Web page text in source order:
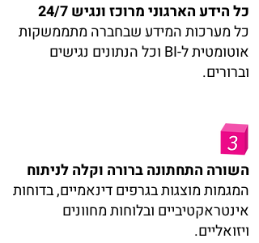
כל הידע הארגוני מרוכז ונגיש 24/7
כל מערכות המידע שבחברה מתממשקות
אוטומטית ל-BI וכל הנתונים נגישים
וברורים.
השורה התחתונה ברורה וקלה לניתוח
המגמות מוצגות בגרפים דינאמיים, בדוחות
אינטראקטיביים ובלוחות מחוונים
ויזואליים.